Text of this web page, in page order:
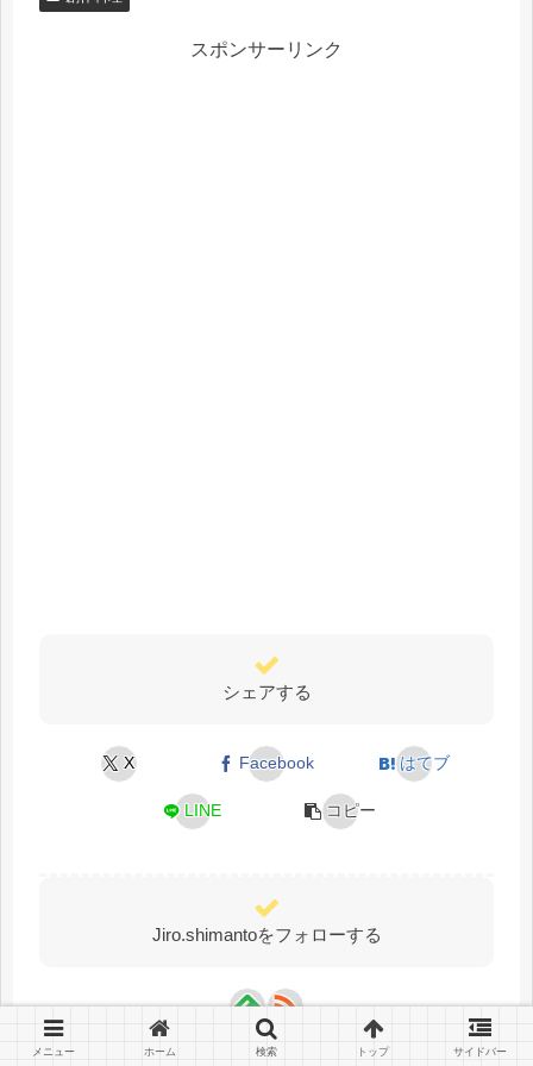
スポンサーリンク
シェアする
X Facebook はてブ
LINE コピー
Jiro.shimantoをフォローする
メニュー ホーム 検索 トップ サイドバー